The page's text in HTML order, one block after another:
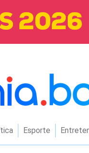
Esporte